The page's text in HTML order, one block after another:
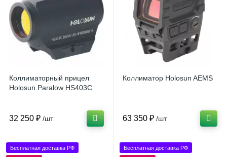
Коллиматорный прицел
Holosun Paralow HS403C
32 250 ₽ /шт
Коллиматор Holosun AEMS
63 350 ₽ /шт
Бесплатная доставка РФ Бесплатная доставка РФ